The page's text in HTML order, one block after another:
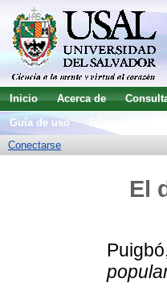
Inicio Acerca de
Guía de uso
Conectarse
El